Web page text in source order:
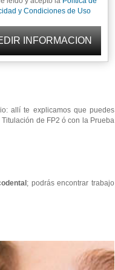
y Condiciones de Uso
allí te explicamos que puedes
de FP2 ó con la Prueba
; podrás encontrar trabajo